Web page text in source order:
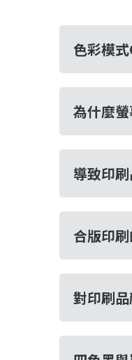
色彩模
為什麼
導致印
合版印
對印刷